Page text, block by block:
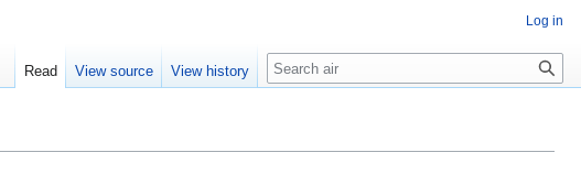
Log in
Read View source View history Search